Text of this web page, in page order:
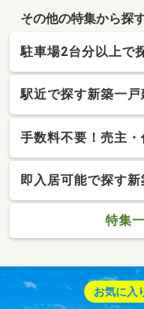
その他の特集から探
駐車場2台分以上で
駅近で探す新築一戸
手数料不要！売主
即入居可能で探す新
特集
お気に入